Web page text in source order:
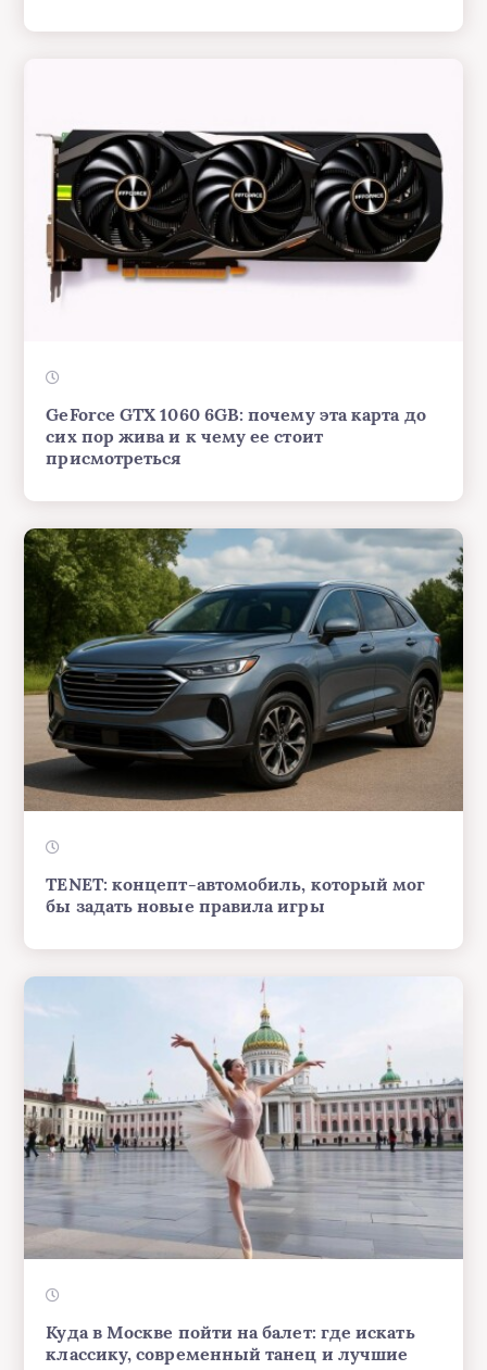
GeForce GTX 1060 6GB: почему эта карта до
сих пор жива и к чему ее стоит
присмотреться
TENET: концепт-автомобиль, который мог
бы задать новые правила игры
Куда в Москве пойти на балет: где искать
классику, современный танец и лучшие